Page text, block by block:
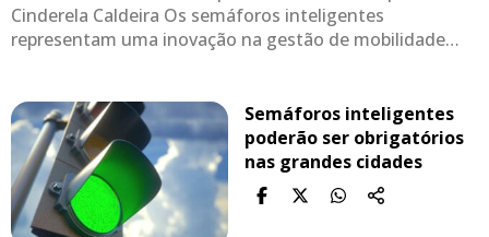
Cinderela Caldeira Os semáforos inteligentes
representam uma inovação na gestão de mobilidade…
Semáforos inteligentes
poderão ser obrigatórios
nas grandes cidades